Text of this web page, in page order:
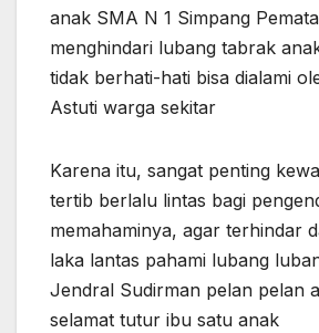
anak SMA N 1 Simpang
menghindari lubang tabrak
tidak berhati-hati bisa dialami
Astuti warga sekitar
Karena itu, sangat penting
tertib berlalu lintas bagi
memahaminya, agar terhindar
laka lantas pahami lubang
Jendral Sudirman pelan pelan
selamat tutur ibu satu anak